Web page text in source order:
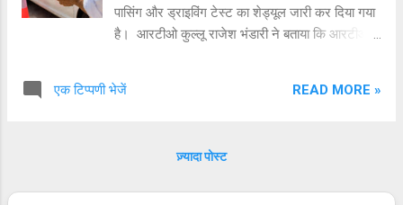
पासिंग और ड्राइविंग टेस्ट का शेड्यूल जारी कर दिया गया
है। आरटीओ कुल्लू राजेश भंडारी ने बताया कि आरटीओ
होगा। आरएलए कुल्लू में 9 अप्रैल को ड्राइविंग टेस्ट
होंगे । आरएलए बंजार में 18 अप्रैल, उदयपुर में 24 तथा
एक टिप्पणी भेजें READ MORE »
ज़्यादा पोस्ट